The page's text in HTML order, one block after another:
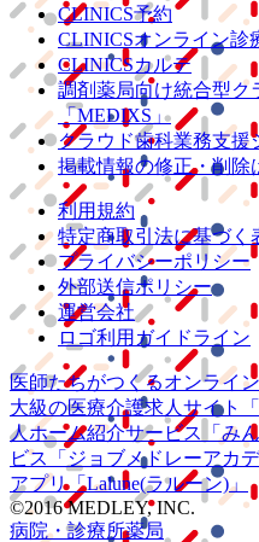
CLINICS予約
CLINICSオンライン診
CLINICSカルテ
調剤薬局向け統合型ク
「MEDIXS」
クラウド歯科業務支援
掲載情報の修正・削除
利用規約
特定商取引法に基づく
プライバシーポリシー
外部送信ポリシー
運営会社
ロゴ利用ガイドライン
医師たちがつくるオンライ
大級の医療介護求人サイト
人ホーム紹介サービス
「み
ビス
「ジョブメドレーアカ
アプリ「Lalune(ラルーン)」
©2016 MEDLEY, INC.
病院・診療所薬局